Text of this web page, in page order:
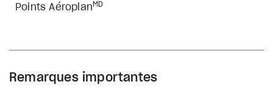
Points Aéroplan MD
Remarques importantes